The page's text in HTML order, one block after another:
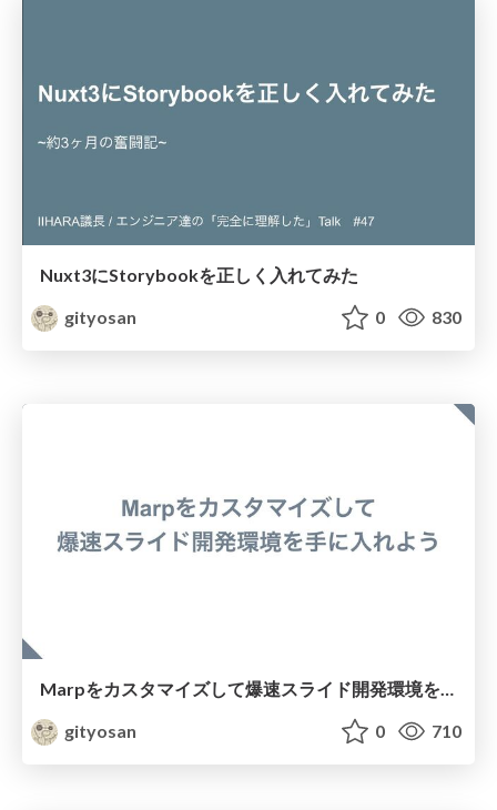
Nuxt3にStorybookを正しく入れてみた
gityosan
0 830
Marpをカスタマイズして爆速スライド開発環境を手に入れよう
gityosan
0 710